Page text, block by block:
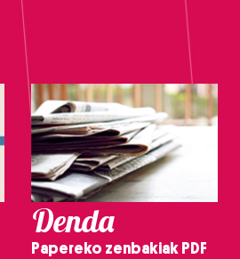
Denda
Papereko zenbakiak PDF